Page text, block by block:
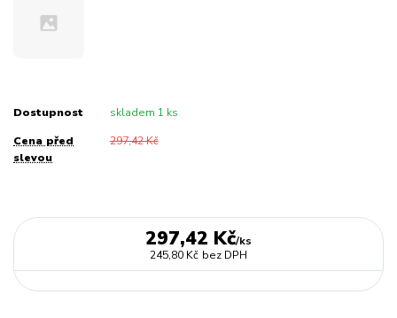
Dostupnost skladem 1 ks
Cena před
slevou
297,42 Kč
297,42 Kč/ks
245,80 Kč bez DPH